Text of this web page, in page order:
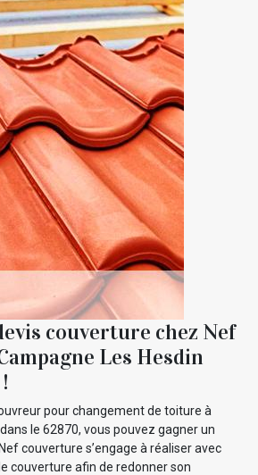
couverture chez Nef
Les Hesdin
pour changement de toiture à
le 62870, vous pouvez gagner un
couverture s’engage à réaliser avec
couverture afin de redonner son